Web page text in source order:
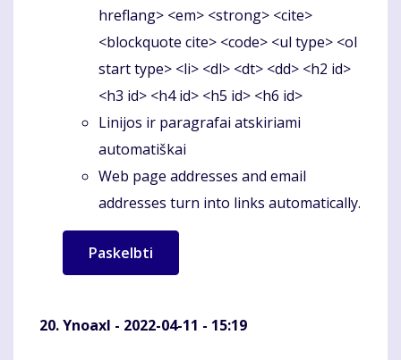
hreflang> <em> <strong> <cite>
<blockquote cite> <code> <ul type> <ol
start type> <li> <dl> <dt> <dd> <h2 id>
<h3 id> <h4 id> <h5 id> <h6 id>
Linijos ir paragrafai atskiriami
automatiškai
Web page addresses and email
addresses turn into links automatically.
Ynoaxl - 2022-04-11 - 15:19